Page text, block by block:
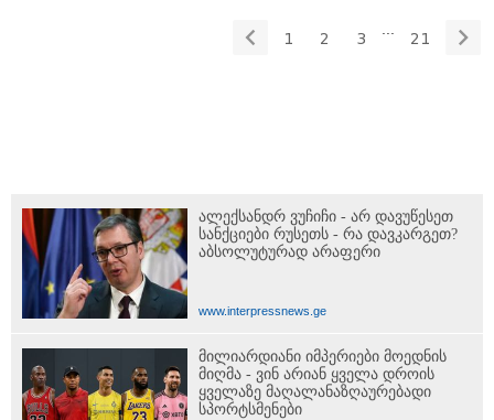
1 2 3
...
21
ალექსანდრ ვუჩიჩი - არ დავუწესეთ
სანქციები რუსეთს - რა დავკარგეთ?
აბსოლუტურად არაფერი
www.interpressnews.ge
მილიარდიანი იმპერიები მოედნის
მიღმა - ვინ არიან ყველა დროის
ყველაზე მაღალანაზღაურებადი
სპორტსმენები